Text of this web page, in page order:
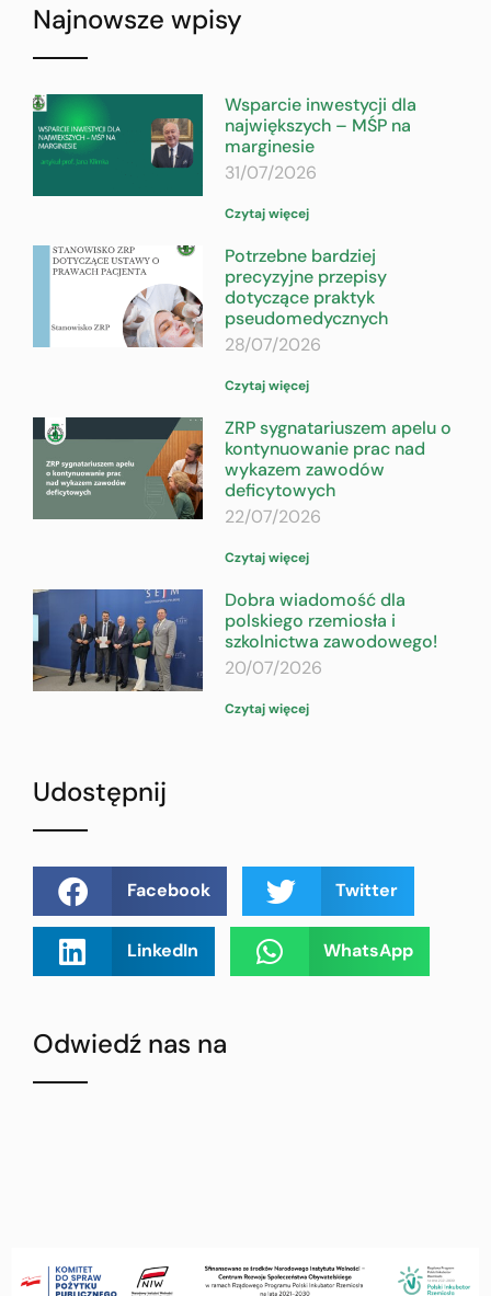
Najnowsze wpisy
Wsparcie inwestycji dla
największych – MŚP na
marginesie
31/07/2026
Czytaj więcej
Potrzebne bardziej
precyzyjne przepisy
dotyczące praktyk
pseudomedycznych
28/07/2026
Czytaj więcej
ZRP sygnatariuszem apelu o
kontynuowanie prac nad
wykazem zawodów
deficytowych
22/07/2026
Czytaj więcej
Dobra wiadomość dla
polskiego rzemiosła i
szkolnictwa zawodowego!
20/07/2026
Czytaj więcej
Udostępnij
Facebook Twitter
LinkedIn WhatsApp
Odwiedź nas na